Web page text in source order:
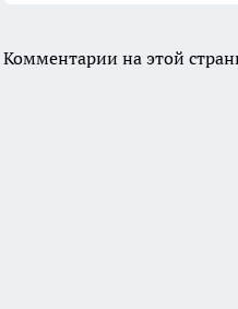
Комментарии на этой